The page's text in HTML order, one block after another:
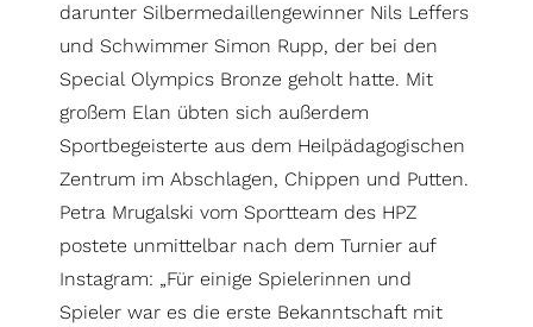
darunter Silbermedaillengewinner Nils Leffers
und Schwimmer Simon Rupp, der bei den
Special Olympics Bronze geholt hatte. Mit
großem Elan übten sich außerdem
Sportbegeisterte aus dem Heilpädagogischen
Zentrum im Abschlagen, Chippen und Putten.
Petra Mrugalski vom Sportteam des HPZ
postete unmittelbar nach dem Turnier auf
Instagram: „Für einige Spielerinnen und
Spieler war es die erste Bekanntschaft mit